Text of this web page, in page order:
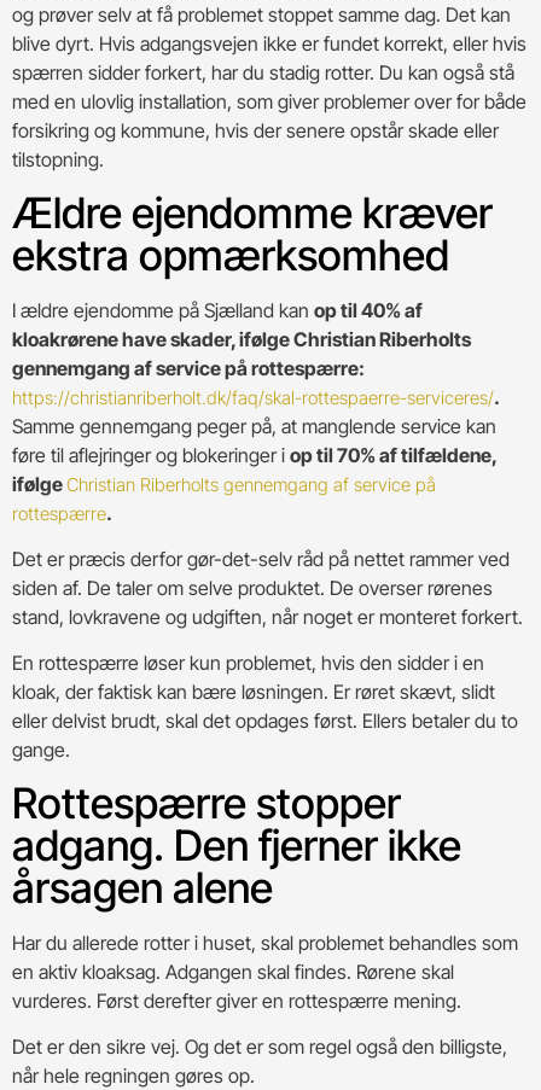
og prøver selv at få problemet stoppet samme dag. Det kan
blive dyrt. Hvis adgangsvejen ikke er fundet korrekt, eller hvis
spærren sidder forkert, har du stadig rotter. Du kan også stå
med en ulovlig installation, som giver problemer over for både
forsikring og kommune, hvis der senere opstår skade eller
tilstopning.
Ældre ejendomme kræver
ekstra opmærksomhed
I ældre ejendomme på Sjælland kan op til 40% af
kloakrørene have skader, ifølge Christian Riberholts
gennemgang af service på rottespærre:
https://christianriberholt.dk/faq/skal-rottespaerre-serviceres/.
Samme gennemgang peger på, at manglende service kan
føre til aflejringer og blokeringer i op til 70% af tilfældene,
ifølgeChristian Riberholts gennemgang af service på
rottespærre.
Det er præcis derfor gør-det-selv råd på nettet rammer ved
siden af. De taler om selve produktet. De overser rørenes
stand, lovkravene og udgiften, når noget er monteret forkert.
En rottespærre løser kun problemet, hvis den sidder i en
kloak, der faktisk kan bære løsningen. Er røret skævt, slidt
eller delvist brudt, skal det opdages først. Ellers betaler du to
gange.
Rottespærre stopper
adgang. Den fjerner ikke
årsagen alene
Har du allerede rotter i huset, skal problemet behandles som
en aktiv kloaksag. Adgangen skal findes. Rørene skal
vurderes. Først derefter giver en rottespærre mening.
Det er den sikre vej. Og det er som regel også den billigste,
når hele regningen gøres op.